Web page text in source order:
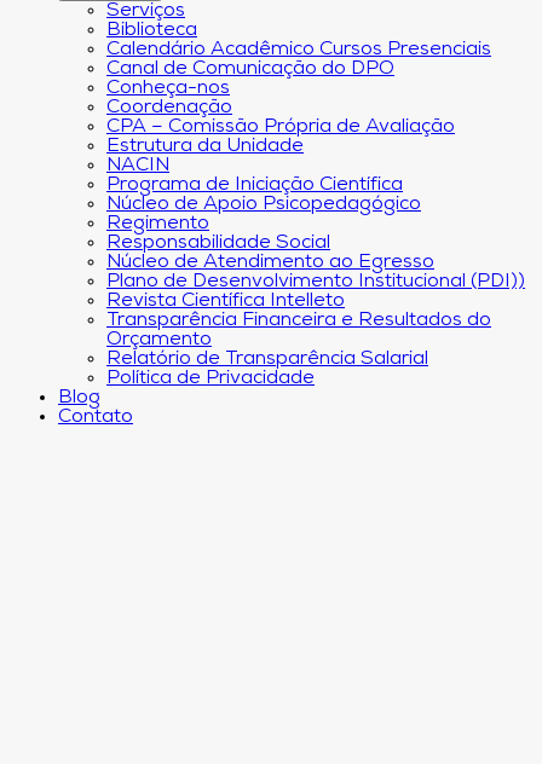
Serviços
Biblioteca
Calendário Acadêmico Cursos Presenciais
Canal de Comunicação do DPO
Conheça-nos
Coordenação
CPA – Comissão Própria de Avaliação
Estrutura da Unidade
NACIN
Programa de Iniciação Científica
Núcleo de Apoio Psicopedagógico
Regimento
Responsabilidade Social
Núcleo de Atendimento ao Egresso
Plano de Desenvolvimento Institucional (PDI))
Revista Científica Intelleto
Transparência Financeira e Resultados do
Orçamento
Relatório de Transparência Salarial
Política de Privacidade
Blog
Contato